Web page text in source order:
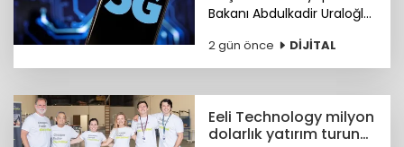
Bakanı Abdulkadir Uraloğlu,
44,5 milyona ulaştığını
bildirdi.
2 gün önce DİJİTAL
Eeli Technology milyon
dolarlık yatırım turunu